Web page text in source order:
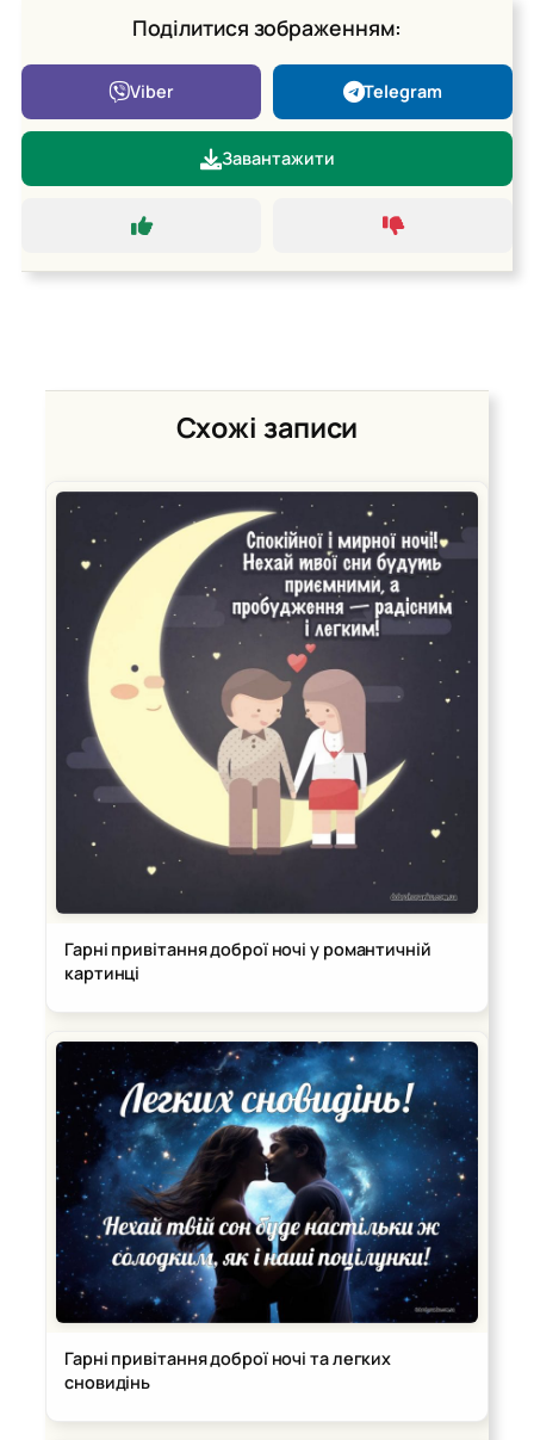
Поділитися зображенням:
Viber Telegram
Завантажити
Схожі записи
Гарні привітання доброї ночі у романтичній
картинці
Гарні привітання доброї ночі та легких
сновидінь